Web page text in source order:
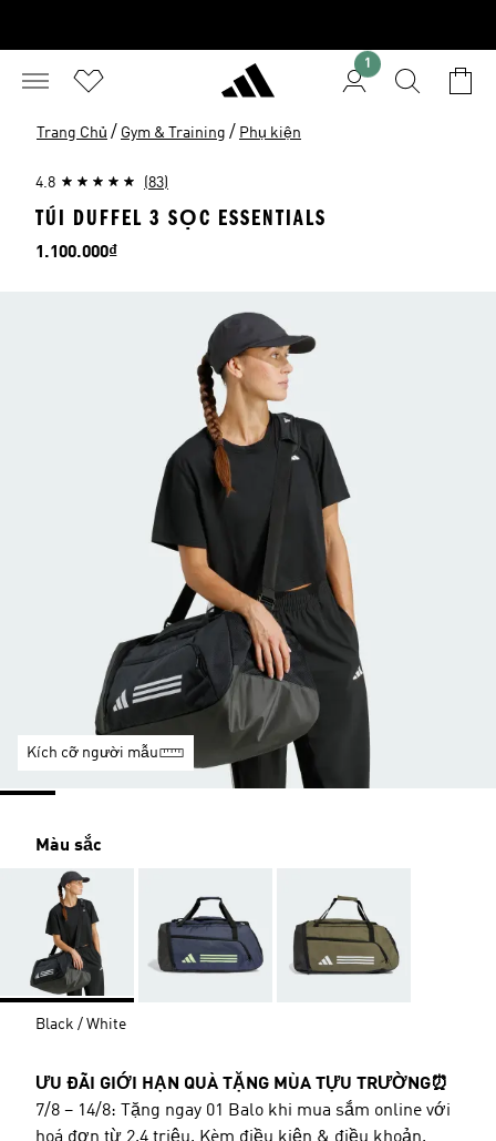
1
Trang Chủ / Gym & Training / Phụ kiện
4.8 (83)
TÚI DUFFEL 3 SỌC ESSENTIALS
Giá
1.100.000₫
Kích cỡ người mẫu
Màu sắc
Black / White
ƯU ĐÃI GIỚI HẠN QUÀ TẶNG MÙA TỰU TRƯỜNG⏰
7/8 – 14/8: Tặng ngay 01 Balo khi mua sắm online với